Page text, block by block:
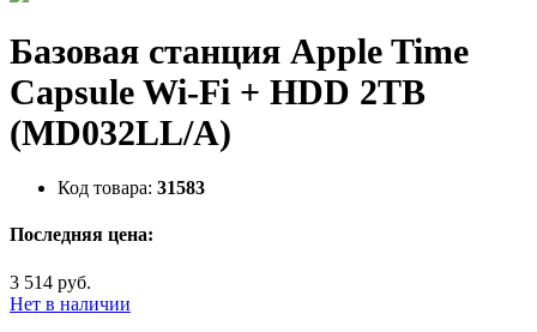
Базовая станция Apple Time
Capsule Wi-Fi + HDD 2TB
(MD032LL/A)
Код товара: 31583
Последняя цена:
3 514 руб.
Нет в наличии